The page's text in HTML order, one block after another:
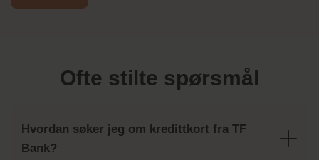
Ofte stilte spørsmål
Hvordan søker jeg om kredittkort fra TF
Bank?